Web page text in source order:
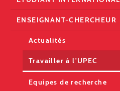
ENSEIGNANT-CHERCHEUR
Actualités
Travailler à l'UPEC
Equipes de recherche